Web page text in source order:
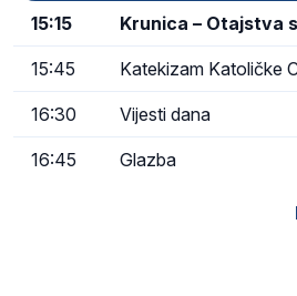
15:15 Krunica – Otajstva
15:45 Katekizam Katoličke
16:30 Vijesti dana
16:45 Glazba